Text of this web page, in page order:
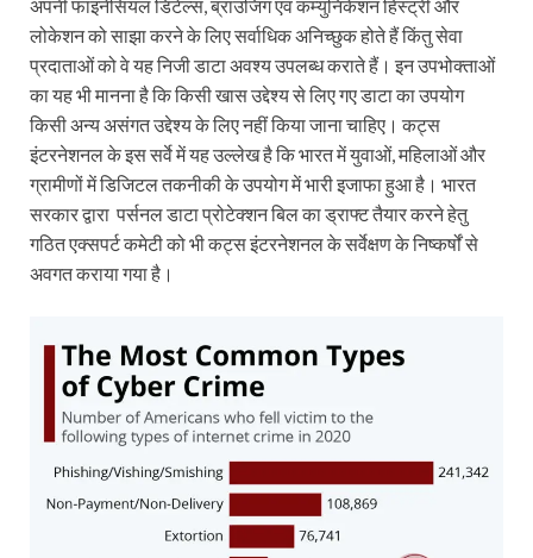
अपनी फाइनेंसियल डिटेल्स, ब्राउजिंग एवं कम्युनिकेशन हिस्ट्री और
लोकेशन को साझा करने के लिए सर्वाधिक अनिच्छुक होते हैं किंतु सेवा
प्रदाताओं को वे यह निजी डाटा अवश्य उपलब्ध कराते हैं। इन उपभोक्ताओं
का यह भी मानना है कि किसी खास उद्देश्य से लिए गए डाटा का उपयोग
किसी अन्य असंगत उद्देश्य के लिए नहीं किया जाना चाहिए। कट्स
इंटरनेशनल के इस सर्वे में यह उल्लेख है कि भारत में युवाओं, महिलाओं और
ग्रामीणों में डिजिटल तकनीकी के उपयोग में भारी इजाफा हुआ है। भारत
सरकार द्वारा पर्सनल डाटा प्रोटेक्शन बिल का ड्राफ्ट तैयार करने हेतु
गठित एक्सपर्ट कमेटी को भी कट्स इंटरनेशनल के सर्वेक्षण के निष्कर्षों से
अवगत कराया गया है।